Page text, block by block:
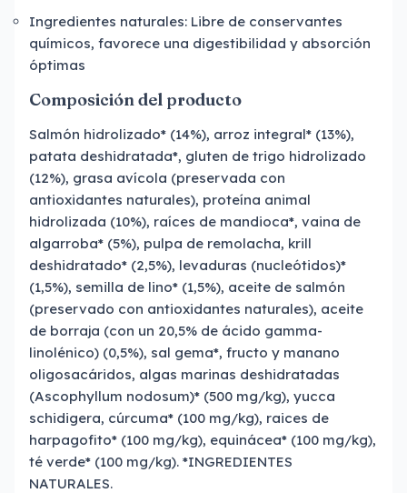
Ingredientes naturales: Libre de conservantes
químicos, favorece una digestibilidad y absorción
óptimas
Composición del producto
Salmón hidrolizado* (14%), arroz integral* (13%),
patata deshidratada*, gluten de trigo hidrolizado
(12%), grasa avícola (preservada con
antioxidantes naturales), proteína animal
hidrolizada (10%), raíces de mandioca*, vaina de
algarroba* (5%), pulpa de remolacha, krill
deshidratado* (2,5%), levaduras (nucleótidos)*
(1,5%), semilla de lino* (1,5%), aceite de salmón
(preservado con antioxidantes naturales), aceite
de borraja (con un 20,5% de ácido gamma-
linolénico) (0,5%), sal gema*, fructo y manano
oligosacáridos, algas marinas deshidratadas
(Ascophyllum nodosum)* (500 mg/kg), yucca
schidigera, cúrcuma* (100 mg/kg), raices de
harpagofito* (100 mg/kg), equinácea* (100 mg/kg),
té verde* (100 mg/kg). *INGREDIENTES
NATURALES.